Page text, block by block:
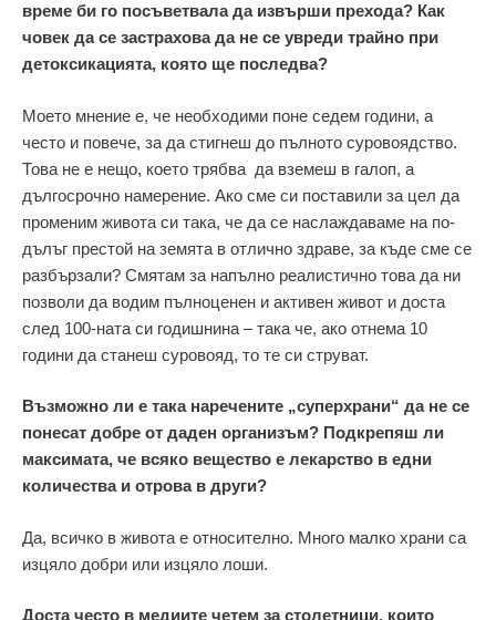
време би го посъветвала да извърши прехода? Как
човек да се застрахова да не се увреди трайно при
детоксикацията, която ще последва?
Моето мнение е, че необходими поне седем години, а
често и повече, за да стигнеш до пълното суровоядство.
Това не е нещо, което трябва да вземеш в галоп, а
дългосрочно намерение. Ако сме си поставили за цел да
променим живота си така, че да се наслаждаваме на по-
дълъг престой на земята в отлично здраве, за къде сме се
разбързали? Смятам за напълно реалистично това да ни
позволи да водим пълноценен и активен живот и доста
след 100-ната си годишнина – така че, ако отнема 10
години да станеш суровояд, то те си струват.
Възможно ли е така наречените „суперхрани“ да не се
понесат добре от даден организъм? Подкрепяш ли
максимата, че всяко вещество е лекарство в едни
количества и отрова в други?
Да, всичко в живота е относително. Много малко храни са
изцяло добри или изцяло лоши.
Доста често в медиите четем за столетници, които